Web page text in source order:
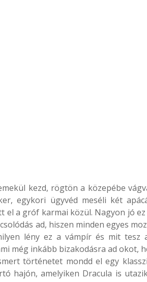
kezd, rögtön a közepébe
egykori ügyvéd meséli két
el a gróf karmai közül. Nagyon jó
ad, hiszen minden egyes
lény ez a vámpír és mit tesz
még inkább bizakodásra ad okot,
történetet mondd el egy
hajón, amelyiken Dracula is